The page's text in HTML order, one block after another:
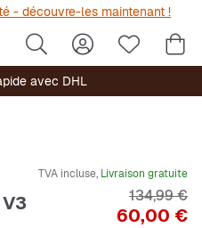
- découvre-les maintenant !
avec DHL
TVA incluse, Livraison gratuite
Prix
60,00 €
Prix
134,99 €